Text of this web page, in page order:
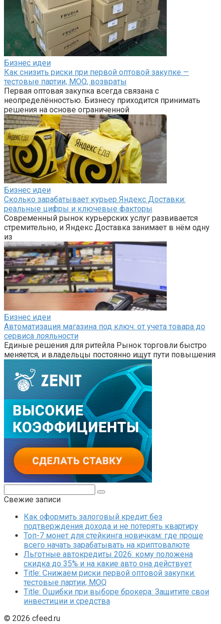
Бизнес идеи
Как снизить риски при первой оптовой закупке —
тестовые партии, MOQ, возвраты
Первая оптовая закупка всегда связана с
неопределённостью. Бизнесу приходится принимать
решения на основе ограниченной
Бизнес идеи
Сколько зарабатывает курьер Яндекс Доставки:
реальные цифры и ключевые факторы
Современный рынок курьерских услуг развивается
стремительно, и Яндекс Доставка занимает в нём одну
из
Бизнес идеи
Автоматизация магазина под ключ: от учета товара до
сервиса лояльности
Единые решения для ритейла Рынок торговли быстро
меняется, и владельцы постоянно ищут пути повышения
Свежие записи
Как оформить залоговый кредит без
подтверждения дохода и не потерять квартиру
Топ-7 монет для стейкинга новичкам: где проще
всего начать зарабатывать на криптовалюте
Льготные автокредиты 2026: кому положена
скидка до 35% и на какие авто она действует
Title: Снижаем риски первой оптовой закупки:
тестовые партии, MOQ
Title: Ошибки при выборе брокера: Защитите свои
инвестиции и средства
© 2026 cfeed.ru